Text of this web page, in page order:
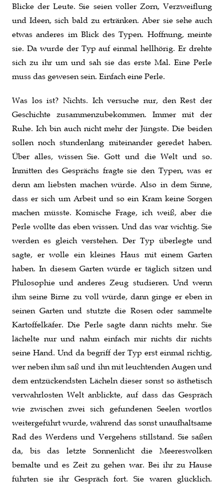
Blicke der Leute. Sie seien voller Zorn, Verzweiflung
und Ideen, sich bald zu ertränken. Aber sie sehe auch
etwas anderes im Blick des Typen. Hoffnung, meinte
sie. Da wurde der Typ auf einmal hellhörig. Er drehte
sich zu ihr um und sah sie das erste Mal. Eine Perle
muss das gewesen sein. Einfach eine Perle.
Was los ist? Nichts. Ich versuche nur, den Rest der
Geschichte zusammenzubekommen. Immer mit der
Ruhe. Ich bin auch nicht mehr der Jüngste. Die beiden
sollen noch stundenlang miteinander geredet haben.
Über alles, wissen Sie. Gott und die Welt und so.
Inmitten des Gesprächs fragte sie den Typen, was er
denn am liebsten machen würde. Also in dem Sinne,
dass er sich um Arbeit und so ein Kram keine Sorgen
machen müsste. Komische Frage, ich weiß, aber die
Perle wollte das eben wissen. Und das war wichtig. Sie
werden es gleich verstehen. Der Typ überlegte und
sagte, er wolle ein kleines Haus mit einem Garten
haben. In diesem Garten würde er täglich sitzen und
Philosophie und anderes Zeug studieren. Und wenn
ihm seine Birne zu voll würde, dann ginge er eben in
seinen Garten und stutzte die Rosen oder sammelte
Kartoffelkäfer. Die Perle sagte dann nichts mehr. Sie
lächelte nur und nahm einfach mir nichts dir nichts
seine Hand. Und da begriff der Typ erst einmal richtig,
wer neben ihm saß und ihn mit leuchtenden Augen und
dem entzückendsten Lächeln dieser sonst so ästhetisch
verwahrlosten Welt anblickte, auf dass das Gespräch
wie zwischen zwei sich gefundenen Seelen wortlos
weitergeführt wurde, während das sonst unaufhaltsame
Rad des Werdens und Vergehens stillstand. Sie saßen
da, bis das letzte Sonnenlicht die Meereswolken
bemalte und es Zeit zu gehen war. Bei ihr zu Hause
führten sie ihr Gespräch fort. Sie waren glücklich.